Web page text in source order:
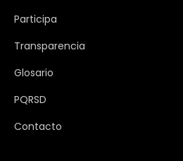
Participa
Transparencia
Glosario
PQRSD
Contacto